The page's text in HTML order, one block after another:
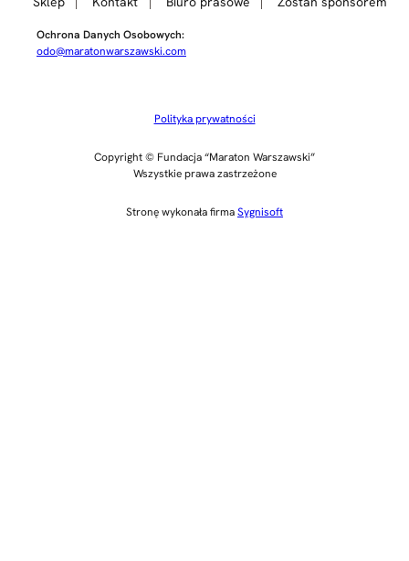
Ochrona Danych Osobowych:
odo@maratonwarszawski.com
Polityka prywatności
Copyright © Fundacja “Maraton Warszawski”
Wszystkie prawa zastrzeżone
Stronę wykonała firmaSygnisoft